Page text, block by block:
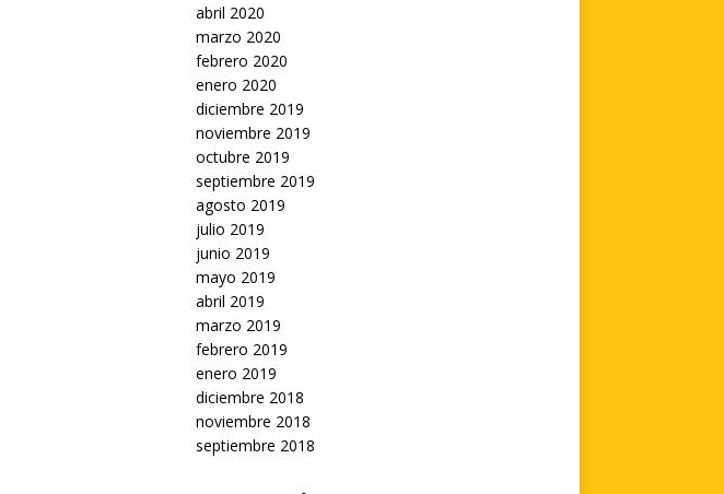
abril 2020
marzo 2020
febrero 2020
enero 2020
diciembre 2019
noviembre 2019
octubre 2019
septiembre 2019
agosto 2019
julio 2019
junio 2019
mayo 2019
abril 2019
marzo 2019
febrero 2019
enero 2019
diciembre 2018
noviembre 2018
septiembre 2018